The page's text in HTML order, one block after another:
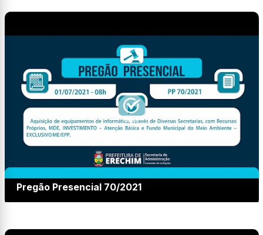
Pregão Presencial 70/2021